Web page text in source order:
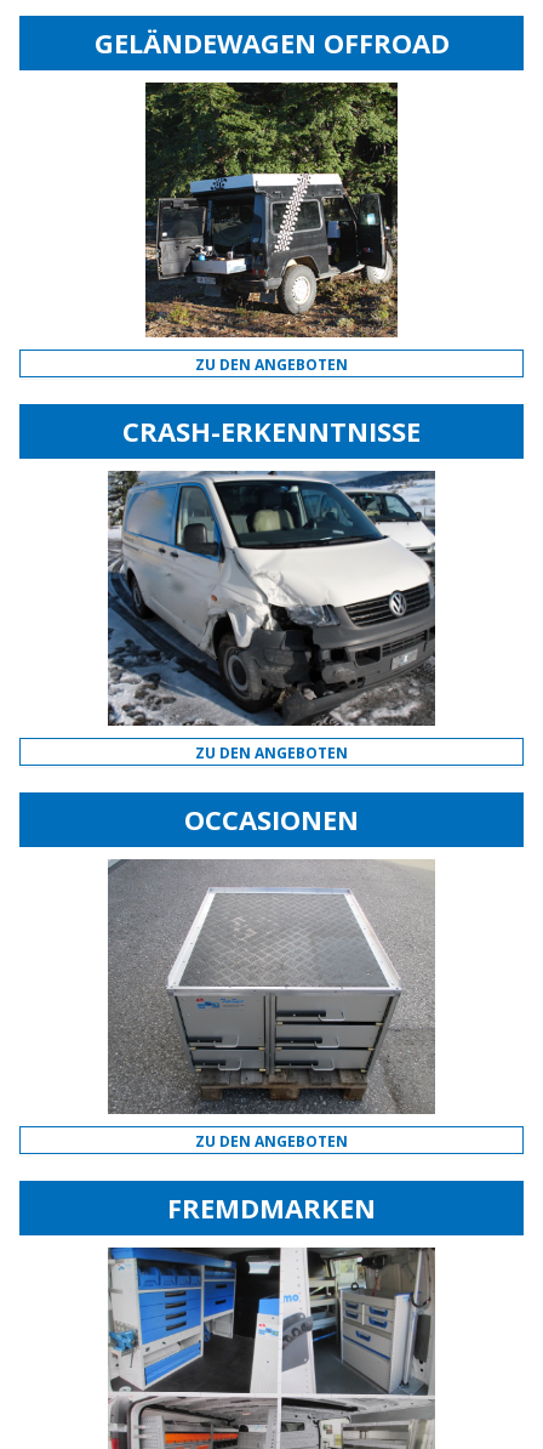
GELÄNDEWAGEN OFFROAD
ZU DEN ANGEBOTEN
CRASH-ERKENNTNISSE
ZU DEN ANGEBOTEN
OCCASIONEN
ZU DEN ANGEBOTEN
FREMDMARKEN